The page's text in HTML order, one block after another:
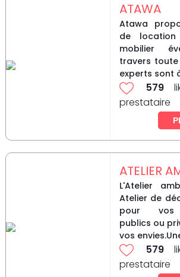
ATAWA
Atawa
de
mobilier
travers toute
experts sont
579
prestataire
ATELIER
L'Atelier
Atelier de
pour vos
publics ou
vos
579
prestataire